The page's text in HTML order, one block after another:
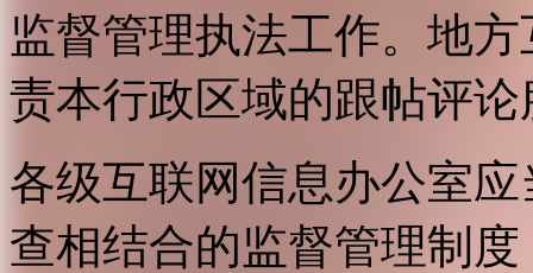
监督管理执法工作。地
责本行政区域的跟帖评
各级互联网信息办公室
查相结合的监督管理制